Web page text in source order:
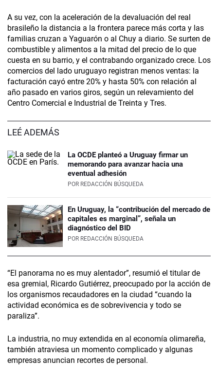
A su vez, con la aceleración de la devaluación del real
brasileño la distancia a la frontera parece más corta y las
familias cruzan a Yaguarón o al Chuy a diario. Se surten de
combustible y alimentos a la mitad del precio de lo que
cuesta en su barrio, y el contrabando organizado crece. Los
comercios del lado uruguayo registran menos ventas: la
facturación cayó entre 20% y hasta 50% con relación al
año pasado en varios giros, según un relevamiento del
Centro Comercial e Industrial de Treinta y Tres.
LEÉ ADEMÁS
La OCDE planteó a Uruguay firmar un
memorando para avanzar hacia una
eventual adhesión
POR REDACCIÓN BÚSQUEDA
En Uruguay, la “contribución del mercado de
capitales es marginal”, señala un
diagnóstico del BID
POR REDACCIÓN BÚSQUEDA
“El panorama no es muy alentador”, resumió el titular de
esa gremial, Ricardo Gutiérrez, preocupado por la acción de
los organismos recaudadores en la ciudad “cuando la
actividad económica es de sobrevivencia y todo se
paraliza”.
La industria, no muy extendida en al economía olimareña,
también atraviesa un momento complicado y algunas
empresas anuncian recortes de personal.